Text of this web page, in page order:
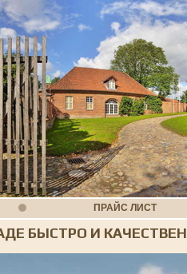
ПРАЙС ЛИСТ
БЫСТРО И